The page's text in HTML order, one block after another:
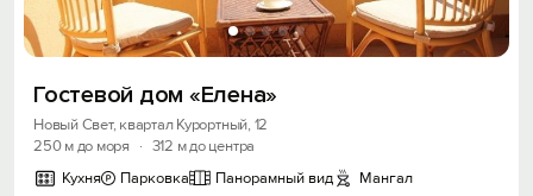
Гостевой дом «Елена»
Новый Свет, квартал Курортный, 12
250 м до моря
· 312 м до центра
Кухня
Парковка Панорамный вид Мангал